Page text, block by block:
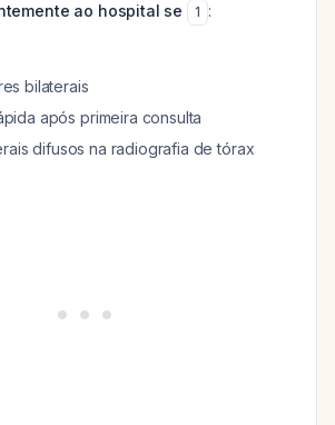
ao hospital se
1 :
bilaterais
após primeira consulta
difusos na radiografia de tórax